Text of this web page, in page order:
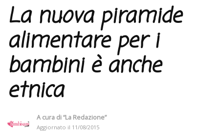
La nuova piramide
alimentare per i
bambini è anche
etnica
A cura di“La Redazione”
Aggiornato il 11/08/2015